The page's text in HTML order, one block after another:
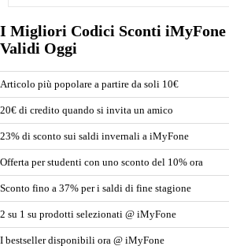
I Migliori Codici Sconti
Validi Oggi
Articolo più popolare a partire da soli 10€
20€ di credito quando si invita un amico
23% di sconto sui saldi invernali a iMyFone
Offerta per studenti con uno sconto del 10% ora
Sconto fino a 37% per i saldi di fine stagione
2 su 1 su prodotti selezionati @ iMyFone
I bestseller disponibili ora @ iMyFone